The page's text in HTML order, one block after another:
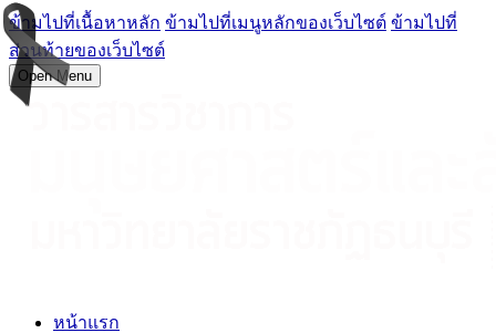
ข้ามไปที่เนื้อหาหลัก ข้ามไปที่เมนูหลักของเว็บไซต์ ข้ามไปที่
ส่วนท้ายของเว็บไซต์
Open Menu
หน้าแรก